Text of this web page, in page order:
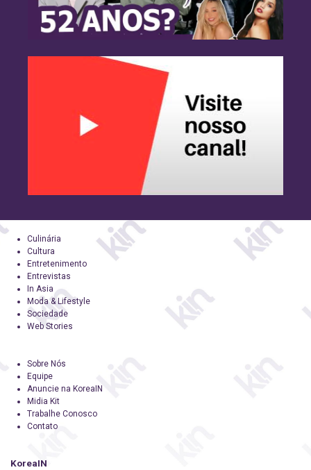
Culinária
Cultura
Entretenimento
Entrevistas
In Asia
Moda & Lifestyle
Sociedade
Web Stories
Sobre Nós
Equipe
Anuncie na KoreaIN
Midia Kit
Trabalhe Conosco
Contato
KoreaIN